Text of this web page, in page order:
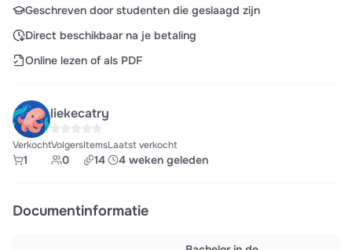
Geschreven door studenten die geslaagd zijn
Direct beschikbaar na je betaling
Online lezen of als PDF
liekecatry
Verkocht
1
Volgers
0
Items
14
Laatst verkocht
4 weken geleden
Documentinformatie